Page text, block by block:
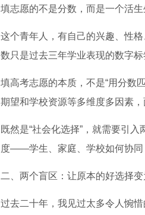
填志愿的不是分数，而是一个活生
这个青年人，有自己的兴趣、性
数只是过去三年学业表现的数字
填高考志愿的本质，不是“用分数
期望和学校资源等多维度多因素，
既然是“社会化选择”，就需要引
度——学生、家庭、学校如何协同
二、两个盲区：让原本的好选择
过去二十年，我见过太多令人惋